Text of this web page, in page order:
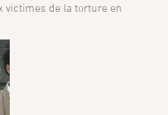
victimes de la torture en